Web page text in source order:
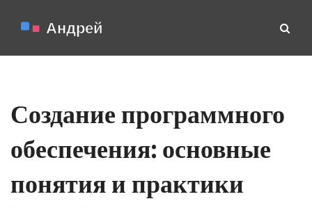
Создание программного
обеспечения: основные
понятия и практики